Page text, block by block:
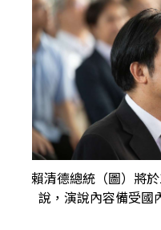
賴清德總統（圖）將
說，演說內容備受國